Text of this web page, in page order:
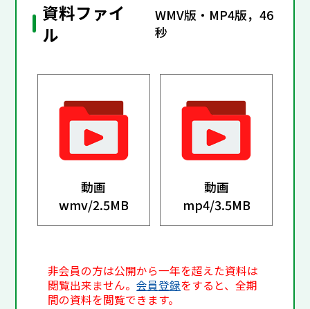
資料ファイ
ル
WMV版・MP4版，46
秒
動画
wmv/2.5MB
動画
mp4/3.5MB
非会員の方は公開から一年を超えた資料は
閲覧出来ません。会員登録をすると、全期
間の資料を閲覧できます。